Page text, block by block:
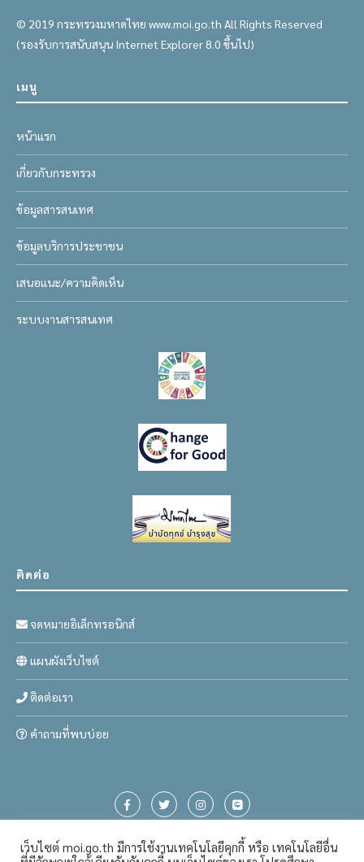
© 2019 กระทรวงมหาดไทย www.moi.go.th All Rights Reserved
(รองรับการสนับสนุน Internet Explorer 8.0 ขึ้นไป)
เมนู
หน้าแรก
เกี่ยวกับกระทรวง
ข้อมูลสารสนเทศ
ข้อมูลบริการประชาชน
เสนอแนะ/ความคิดเห็น
ระบบงานสารสนเทศ
ติดต่อ
จดหมายอิเล็กทรอนิกส์
แผนผังเว็บไซต์
ติดต่อเรา
คำถามที่พบบ่อย
เว็บไซต์ moi.go.th มีการใช้งานเทคโนโลยีคุกกี้ หรือ เทคโนโลยีอื่น